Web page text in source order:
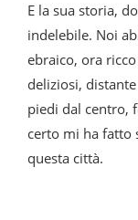
E la sua storia,
indelebile. Noi
ebraico, ora
deliziosi,
piedi dal centro,
certo mi ha fatto
questa città.